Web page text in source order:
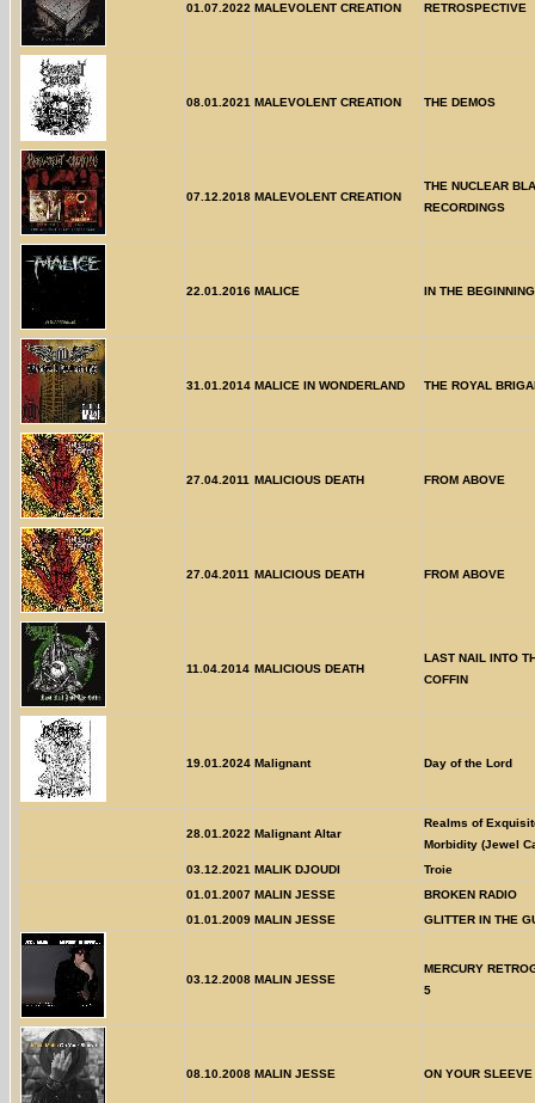
01.07.2022 MALEVOLENT CREATION RETROSPECTIVE
08.01.2021 MALEVOLENT CREATION THE DEMOS
07.12.2018 MALEVOLENT CREATION
THE NUCLEAR
RECORDINGS
22.01.2016 MALICE IN THE BEGINNING
31.01.2014 MALICE IN WONDERLAND THE ROYAL
27.04.2011 MALICIOUS DEATH FROM ABOVE
27.04.2011 MALICIOUS DEATH FROM ABOVE
11.04.2014 MALICIOUS DEATH
LAST NAIL INTO
COFFIN
19.01.2024 Malignant Day of the Lord
28.01.2022 Malignant Altar
Realms of
Morbidity (Jewel
03.12.2021 MALIK DJOUDI
Troie
01.01.2007 MALIN JESSE
BROKEN RADIO
01.01.2009 MALIN JESSE GLITTER IN THE
03.12.2008 MALIN JESSE
MERCURY
5
08.10.2008 MALIN JESSE ON YOUR SLEEVE